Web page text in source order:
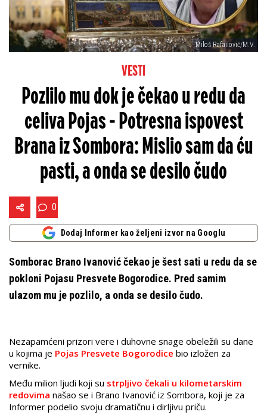
Miloš Rafailović/M.V.
VESTI
Pozlilo mu dok je čekao u redu da
celiva Pojas - Potresna ispovest
Brana iz Sombora: Mislio sam da ću
pasti, a onda se desilo čudo
0
Dodaj Informer kao željeni izvor na Googlu
Somborac Brano Ivanović čekao je šest sati u redu da se
pokloni Pojasu Presvete Bogorodice. Pred samim
ulazom mu je pozlilo, a onda se desilo čudo.
Nezapamćeni prizori vere i duhovne snage obeležili su dane
u kojima je Pojas Presvete Bogorodice bio izložen za
vernike.
Među milion ljudi koji su strpljivo čekali u kilometarskim
redovima našao se i Brano Ivanović iz Sombora, koji je za
Informer podelio svoju dramatičnu i dirljivu priču.